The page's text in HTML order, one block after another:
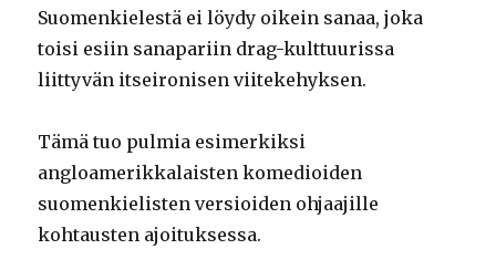
Suomenkielestä ei löydy oikein sanaa, joka
toisi esiin sanapariin drag-kulttuurissa
liittyvän itseironisen viitekehyksen.
Tämä tuo pulmia esimerkiksi
angloamerikkalaisten komedioiden
suomenkielisten versioiden ohjaajille
kohtausten ajoituksessa.